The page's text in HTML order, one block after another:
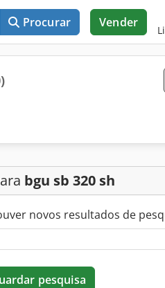
Procurar Vender
bgu sb 320 sh
novos resultados de
pesquisa